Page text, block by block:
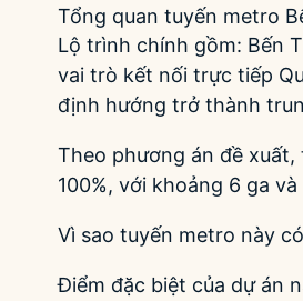
Tổng quan tuyến metro
Lộ trình chính gồm: Bến
vai trò kết nối trực tiếp
định hướng trở thành
Theo phương án đề
100%, với khoảng 6 ga
Vì sao tuyến metro này
Điểm đặc biệt của dự án